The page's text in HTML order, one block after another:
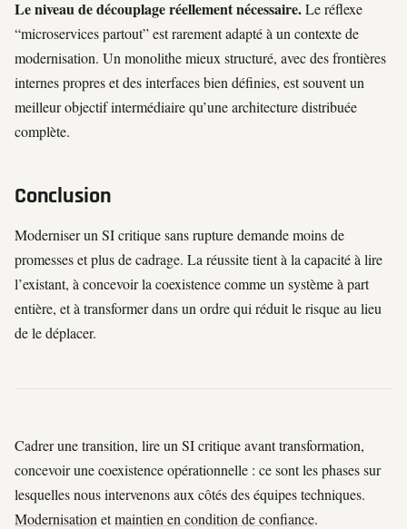
Le niveau de découplage réellement nécessaire.Le réflexe
“microservices partout” est rarement adapté à un contexte de
modernisation. Un monolithe mieux structuré, avec des frontières
internes propres et des interfaces bien définies, est souvent un
meilleur objectif intermédiaire qu’une architecture distribuée
complète.
Conclusion
Moderniser un SI critique sans rupture demande moins de
promesses et plus de cadrage. La réussite tient à la capacité à lire
l’existant, à concevoir la coexistence comme un système à part
entière, et à transformer dans un ordre qui réduit le risque au lieu
de le déplacer.
Cadrer une transition, lire un SI critique avant transformation,
concevoir une coexistence opérationnelle : ce sont les phases sur
lesquelles nous intervenons aux côtés des équipes techniques.
Modernisation etmaintien en condition de confiance.